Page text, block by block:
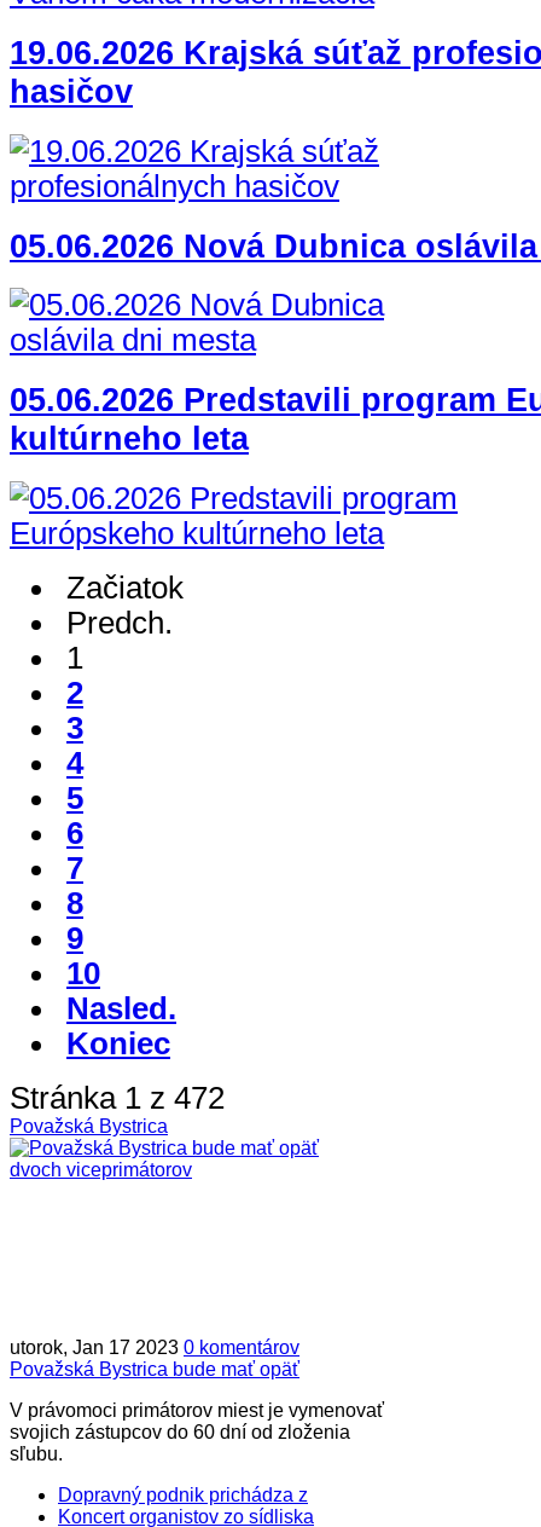
19.06.2026 Krajská súťaž
hasičov
05.06.2026 Nová Dubnica
05.06.2026 Predstavili program
kultúrneho leta
Začiatok
Predch.
1
2
3
4
5
6
7
8
9
10
Nasled.
Koniec
Stránka 1 z 472
Považská Bystrica
utorok, Jan 17 2023 0 komentárov
Považská Bystrica bude mať opäť
V právomoci primátorov miest je vymenovať
svojich zástupcov do 60 dní od zloženia
sľubu.
Dopravný podnik prichádza z
Koncert organistov zo sídliska